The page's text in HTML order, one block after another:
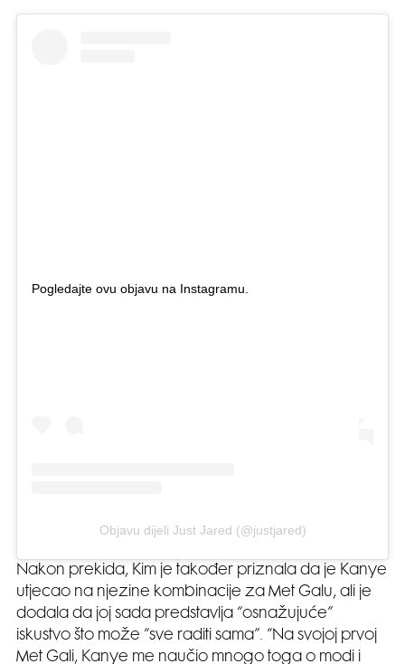
Pogledajte ovu objavu na Instagramu.
Objavu dijeli Just Jared (@justjared)
Nakon prekida, Kim je također priznala da je Kanye
utjecao na njezine kombinacije za Met Galu, ali je
dodala da joj sada predstavlja “osnažujuće”
iskustvo što može “sve raditi sama”. “Na svojoj prvoj
Met Gali, Kanye me naučio mnogo toga o modi i